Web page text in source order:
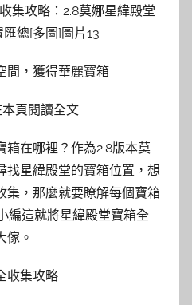
，獲得華麗寶箱
頁閱讀全文
箱在哪裡？作為2.8版本莫
找星緯殿堂的寶箱位置，想
集，那麼就要瞭解每個寶箱
編這就將星緯殿堂寶箱全
傢。
收集攻略